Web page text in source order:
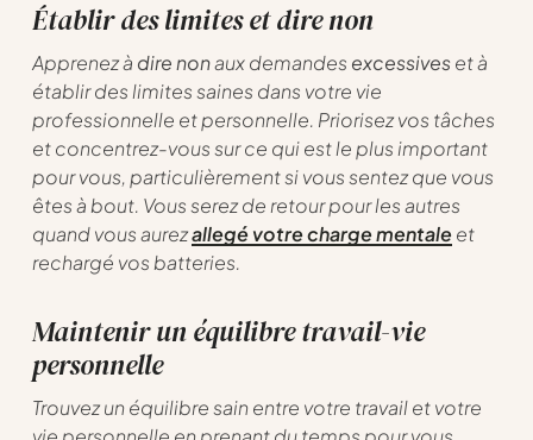
Établir des limites et dire non
Apprenez à dire nonaux demandes excessiveset à
établir des limites saines dans votre vie
professionnelle et personnelle. Priorisez vos tâches
et concentrez-vous sur ce qui est le plus important
pour vous, particulièrement si vous sentez que vous
êtes à bout. Vous serez de retour pour les autres
quand vous aurezallegé votre charge mentaleet
rechargé vos batteries.
Maintenir un équilibre travail-vie
personnelle
Trouvez un équilibre sain entre votre travail et votre